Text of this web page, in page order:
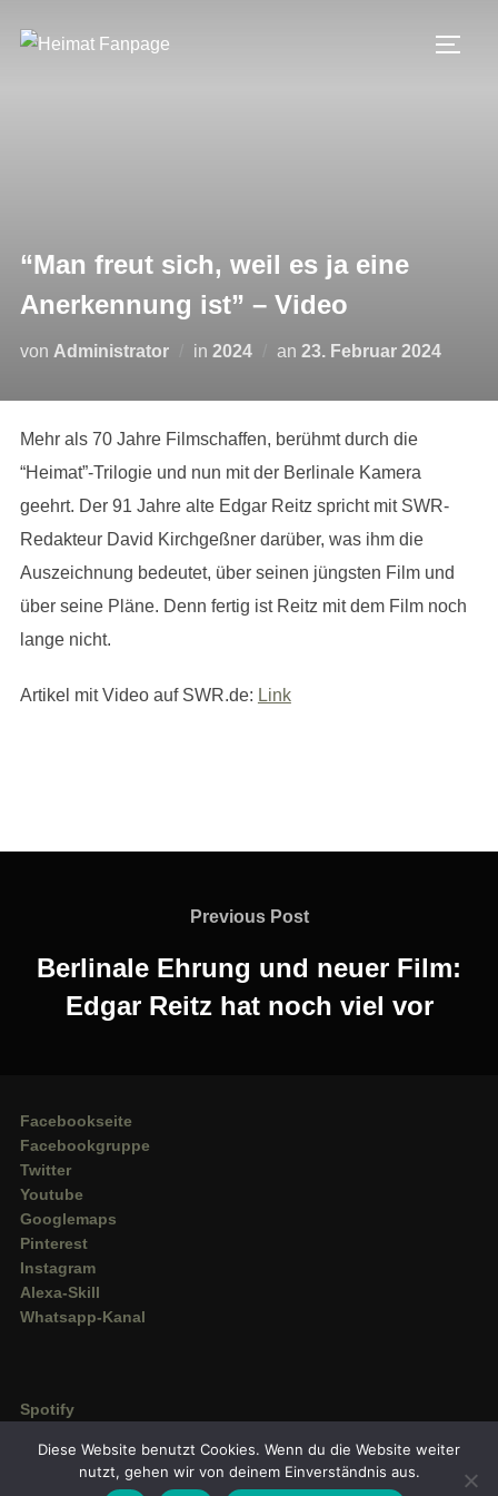
Inhalt
“Man freut sich, weil es ja eine
Anerkennung ist” – Video
von Administrator in 2024 an Veröffentlicht
23. Februar 2024
Mehr als 70 Jahre Filmschaffen, berühmt durch die
“Heimat”-Trilogie und nun mit der Berlinale Kamera
geehrt. Der 91 Jahre alte Edgar Reitz spricht mit SWR-
Redakteur David Kirchgeßner darüber, was ihm die
Auszeichnung bedeutet, über seinen jüngsten Film und
über seine Pläne. Denn fertig ist Reitz mit dem Film noch
lange nicht.
Artikel mit Video auf SWR.de: Link
Previous
Previous Post
Berlinale Ehrung und neuer Film:
Edgar Reitz hat noch viel vor
Facebookseite
Facebookgruppe
Twitter
Youtube
Googlemaps
Pinterest
Instagram
Alexa-Skill
Whatsapp-Kanal
Spotify
Amazon Music
Diese Website benutzt Cookies. Wenn du die Website weiter
nutzt, gehen wir von deinem Einverständnis aus.